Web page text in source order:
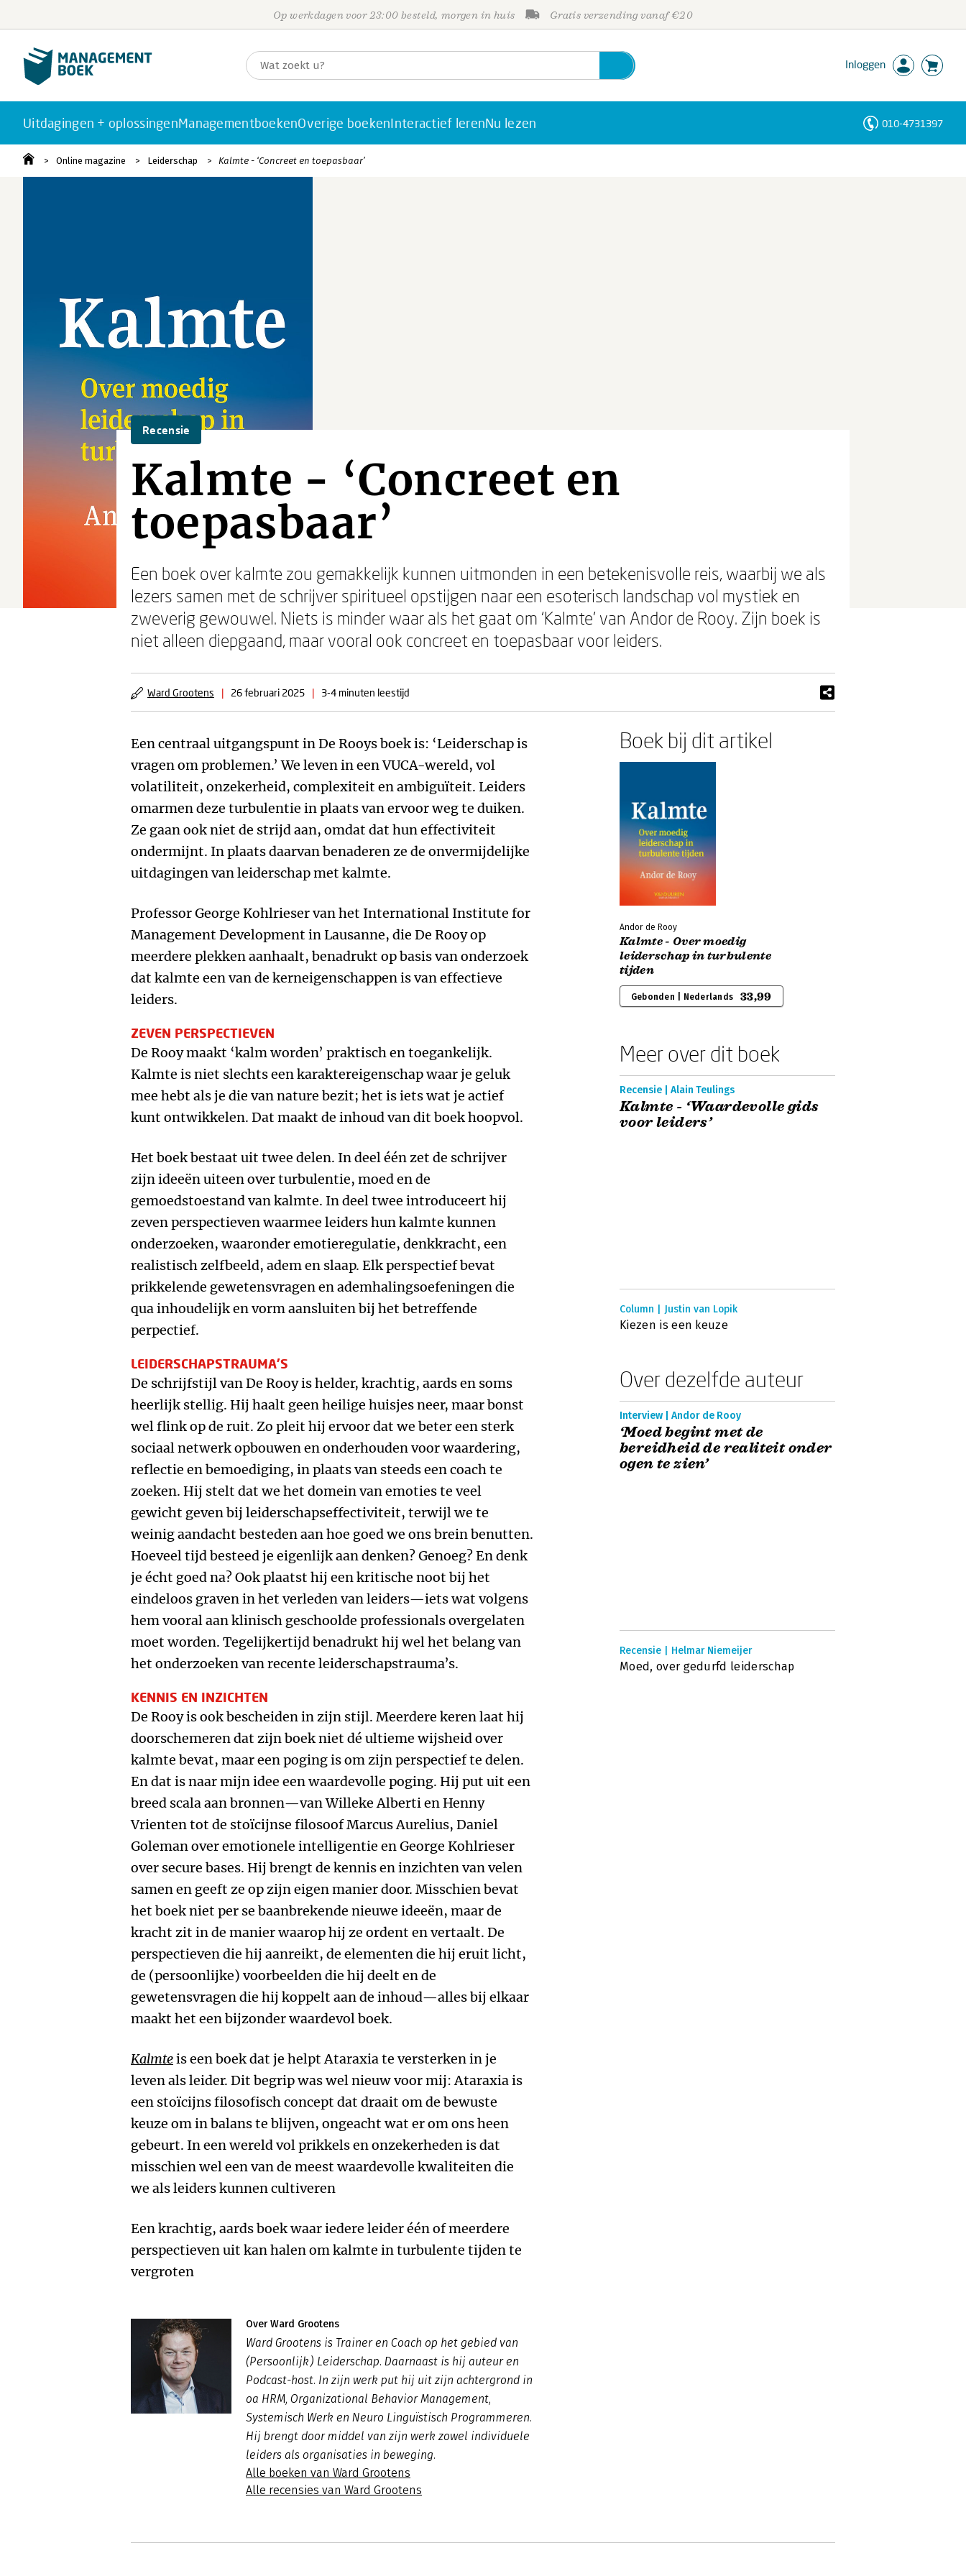
Op werkdagen voor 23:00 besteld, morgen in huis Gratis verzending vanaf €20
Inloggen
Uitdagingen + oplossingenManagementboekenOverige boekenInteractief lerenNu lezen 010-4731397
Online magazine Leiderschap Kalmte - ‘Concreet en toepasbaar’
Recensie
Kalmte - ‘Concreet en
toepasbaar’
Een boek over kalmte zou gemakkelijk kunnen uitmonden in een betekenisvolle reis, waarbij we als
lezers samen met de schrijver spiritueel opstijgen naar een esoterisch landschap vol mystiek en
zweverig gewouwel. Niets is minder waar als het gaat om ‘Kalmte’ van Andor de Rooy. Zijn boek is
niet alleen diepgaand, maar vooral ook concreet en toepasbaar voor leiders.
Ward Grootens | 26 februari 2025 | 3-4 minuten leestijd
Een centraal uitgangspunt in De Rooys boek is: ‘Leiderschap is
vragen om problemen.’ We leven in een VUCA-wereld, vol
volatiliteit, onzekerheid, complexiteit en ambiguïteit. Leiders
omarmen deze turbulentie in plaats van ervoor weg te duiken.
Ze gaan ook niet de strijd aan, omdat dat hun effectiviteit
ondermijnt. In plaats daarvan benaderen ze de onvermijdelijke
uitdagingen van leiderschap met kalmte.
Professor George Kohlrieser van het International Institute for
Management Development in Lausanne, die De Rooy op
meerdere plekken aanhaalt, benadrukt op basis van onderzoek
dat kalmte een van de kerneigenschappen is van effectieve
leiders.
ZEVEN PERSPECTIEVEN
De Rooy maakt ‘kalm worden’ praktisch en toegankelijk.
Kalmte is niet slechts een karaktereigenschap waar je geluk
mee hebt als je die van nature bezit; het is iets wat je actief
kunt ontwikkelen. Dat maakt de inhoud van dit boek hoopvol.
Het boek bestaat uit twee delen. In deel één zet de schrijver
zijn ideeën uiteen over turbulentie, moed en de
gemoedstoestand van kalmte. In deel twee introduceert hij
zeven perspectieven waarmee leiders hun kalmte kunnen
onderzoeken, waaronder emotieregulatie, denkkracht, een
realistisch zelfbeeld, adem en slaap. Elk perspectief bevat
prikkelende gewetensvragen en ademhalingsoefeningen die
qua inhoudelijk en vorm aansluiten bij het betreffende
perpectief.
LEIDERSCHAPSTRAUMA’S
De schrijfstijl van De Rooy is helder, krachtig, aards en soms
heerlijk stellig. Hij haalt geen heilige huisjes neer, maar bonst
wel flink op de ruit. Zo pleit hij ervoor dat we beter een sterk
sociaal netwerk opbouwen en onderhouden voor waardering,
reflectie en bemoediging, in plaats van steeds een coach te
zoeken. Hij stelt dat we het domein van emoties te veel
gewicht geven bij leiderschapseffectiviteit, terwijl we te
weinig aandacht besteden aan hoe goed we ons brein benutten.
Hoeveel tijd besteed je eigenlijk aan denken? Genoeg? En denk
je écht goed na? Ook plaatst hij een kritische noot bij het
eindeloos graven in het verleden van leiders—iets wat volgens
hem vooral aan klinisch geschoolde professionals overgelaten
moet worden. Tegelijkertijd benadrukt hij wel het belang van
het onderzoeken van recente leiderschapstrauma’s.
KENNIS EN INZICHTEN
De Rooy is ook bescheiden in zijn stijl. Meerdere keren laat hij
doorschemeren dat zijn boek niet dé ultieme wijsheid over
kalmte bevat, maar een poging is om zijn perspectief te delen.
En dat is naar mijn idee een waardevolle poging. Hij put uit een
breed scala aan bronnen—van Willeke Alberti en Henny
Vrienten tot de stoïcijnse filosoof Marcus Aurelius, Daniel
Goleman over emotionele intelligentie en George Kohlrieser
over secure bases. Hij brengt de kennis en inzichten van velen
samen en geeft ze op zijn eigen manier door. Misschien bevat
het boek niet per se baanbrekende nieuwe ideeën, maar de
kracht zit in de manier waarop hij ze ordent en vertaalt. De
perspectieven die hij aanreikt, de elementen die hij eruit licht,
de (persoonlijke) voorbeelden die hij deelt en de
gewetensvragen die hij koppelt aan de inhoud—alles bij elkaar
maakt het een bijzonder waardevol boek.
Kalmteis een boek dat je helpt Ataraxia te versterken in je
leven als leider. Dit begrip was wel nieuw voor mij: Ataraxia is
een stoïcijns filosofisch concept dat draait om de bewuste
keuze om in balans te blijven, ongeacht wat er om ons heen
gebeurt. In een wereld vol prikkels en onzekerheden is dat
misschien wel een van de meest waardevolle kwaliteiten die
we als leiders kunnen cultiveren
Een krachtig, aards boek waar iedere leider één of meerdere
perspectieven uit kan halen om kalmte in turbulente tijden te
vergroten
Over Ward Grootens
Ward Grootens is Trainer en Coach op het gebied van
(Persoonlijk) Leiderschap. Daarnaast is hij auteur en
Podcast-host. In zijn werk put hij uit zijn achtergrond in
oa HRM, Organizational Behavior Management,
Systemisch Werk en Neuro Linguïstisch Programmeren.
Hij brengt door middel van zijn werk zowel individuele
leiders als organisaties in beweging.
Alle boeken van Ward Grootens
Alle recensies van Ward Grootens
Boek bij dit artikel
Andor de Rooy
Kalmte - Over moedig
leiderschap in turbulente
tijden
Gebonden | Nederlands 33,99
Meer over dit boek
Recensie | Alain Teulings
Kalmte - ‘Waardevolle gids
voor leiders’
Column | Justin van Lopik
Kiezen is een keuze
Over dezelfde auteur
Interview | Andor de Rooy
‘Moed begint met de
bereidheid de realiteit onder
ogen te zien’
Recensie | Helmar Niemeijer
Moed, over gedurfd leiderschap
Personen